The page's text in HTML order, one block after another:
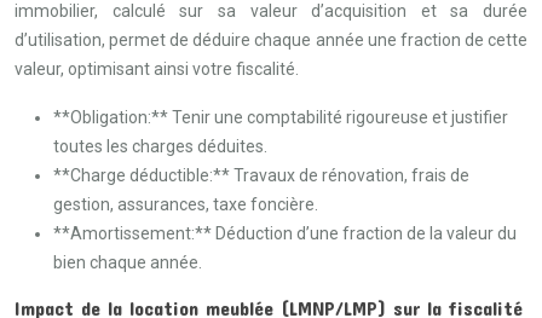
immobilier, calculé sur sa valeur d’acquisition et sa durée
d’utilisation, permet de déduire chaque année une fraction de cette
valeur, optimisant ainsi votre fiscalité.
**Obligation:** Tenir une comptabilité rigoureuse et justifier
toutes les charges déduites.
**Charge déductible:** Travaux de rénovation, frais de
gestion, assurances, taxe foncière.
**Amortissement:** Déduction d’une fraction de la valeur du
bien chaque année.
Impact de la location meublée (LMNP/LMP) sur la fiscalité